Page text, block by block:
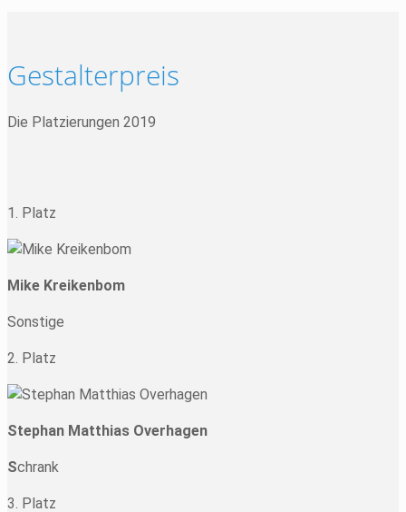
Gestalterpreis
Die Platzierungen 2019
1. Platz
Mike Kreikenbom
Sonstige
2. Platz
Stephan Matthias Overhagen
Schrank
3. Platz